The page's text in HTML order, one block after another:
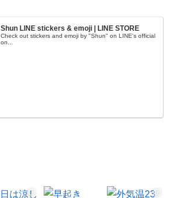
Shun LINE stickers & emoji | LINE STORE
Check out stickers and emoji by "Shun" on LINE's official
on...